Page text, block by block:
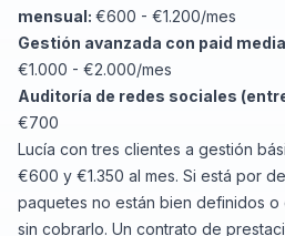
mensual: €600 - €1.200/mes
Gestión avanzada con paid
€1.000 - €2.000/mes
Auditoría de redes sociales
€700
Lucía con tres clientes a gestión
€600 y €1.350 al mes. Si está por
paquetes no están bien definidos o
sin cobrarlo. Un contrato de